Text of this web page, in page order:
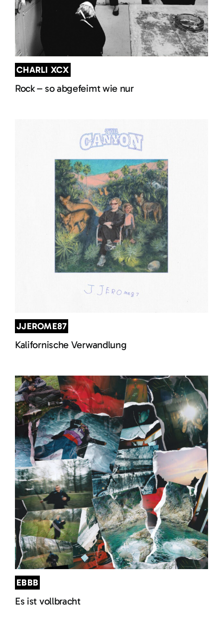
CHARLI XCX
Rock – so abgefeimt wie nur
JJEROME87
Kalifornische Verwandlung
EBBB
Es ist vollbracht